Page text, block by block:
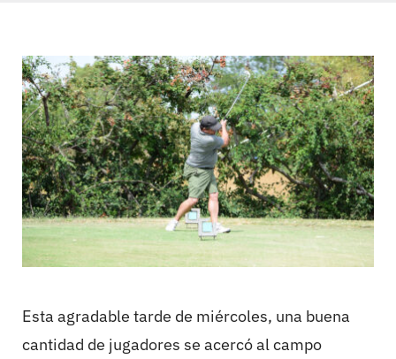
Esta agradable tarde de miércoles, una buena
cantidad de jugadores se acercó al campo